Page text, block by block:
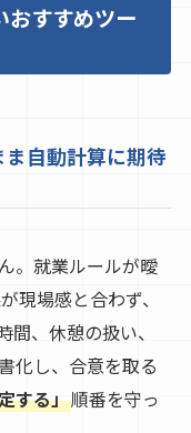
おすすめツー
自動計算に期待
。就業ルールが曖
現場感と合わず、
、休憩の扱い、
化し、合意を取る
する」順番を守っ